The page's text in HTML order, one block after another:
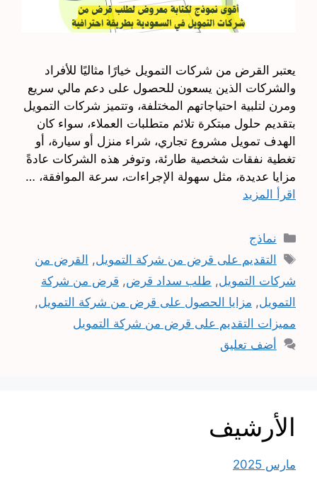
يعتبر القرض من شركات التمويل خيارًا مثاليًا للأفراد
والشركات الذين يسعون للحصول على دعم مالي سريع
ومرن لتلبية احتياجاتهم المختلفة، وتتميز شركات التمويل
بتقديم حلول مبتكرة تلائم متطلبات العملاء، سواء كان
الهدف تمويل مشروع تجاري، شراء منزل أو سيارة، أو
تغطية نفقات شخصية طارئة، وتوفر هذه الشركات عادةً
مزايا عديدة، مثل سهولة الإجراءات، سرعة الموافقة، …
اقرأ المزيد
التصنيفات
نماذج
الوسوم
التقديم على قرض من شركة التمويل, القرض من
شركات التمويل, طلب سداد قرض, قرض من شركة
التمويل, مزايا الحصول على قرض من شركة التمويل,
مميزات التقديم على قرض من شركة التمويل
أضف تعليق
الأرشيف
مارس 2025